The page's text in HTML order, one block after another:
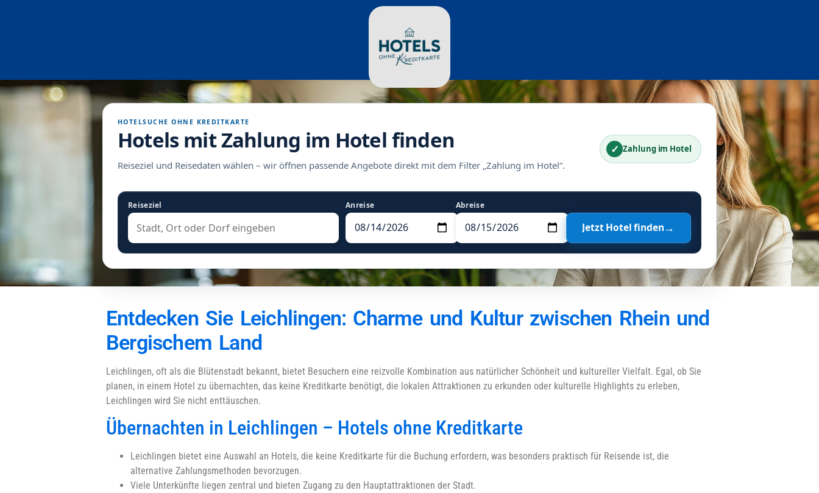
HOTELSUCHE OHNE KREDITKARTE
Hotels mit Zahlung im Hotel finden
Reiseziel und Reisedaten wählen – wir öffnen passende Angebote direkt mit dem Filter „Zahlung im Hotel“.
✓ Zahlung im Hotel
Reiseziel Anreise Abreise
Jetzt Hotel finden→
Entdecken Sie Leichlingen: Charme und Kultur zwischen Rhein und
Bergischem Land
Leichlingen, oft als die Blütenstadt bekannt, bietet Besuchern eine reizvolle Kombination aus natürlicher Schönheit und kultureller Vielfalt. Egal, ob Sie
planen, in einem Hotel zu übernachten, das keine Kreditkarte benötigt, die lokalen Attraktionen zu erkunden oder kulturelle Highlights zu erleben,
Leichlingen wird Sie nicht enttäuschen.
Übernachten in Leichlingen – Hotels ohne Kreditkarte
Leichlingen bietet eine Auswahl an Hotels, die keine Kreditkarte für die Buchung erfordern, was besonders praktisch für Reisende ist, die
alternative Zahlungsmethoden bevorzugen.
Viele Unterkünfte liegen zentral und bieten Zugang zu den Hauptattraktionen der Stadt.